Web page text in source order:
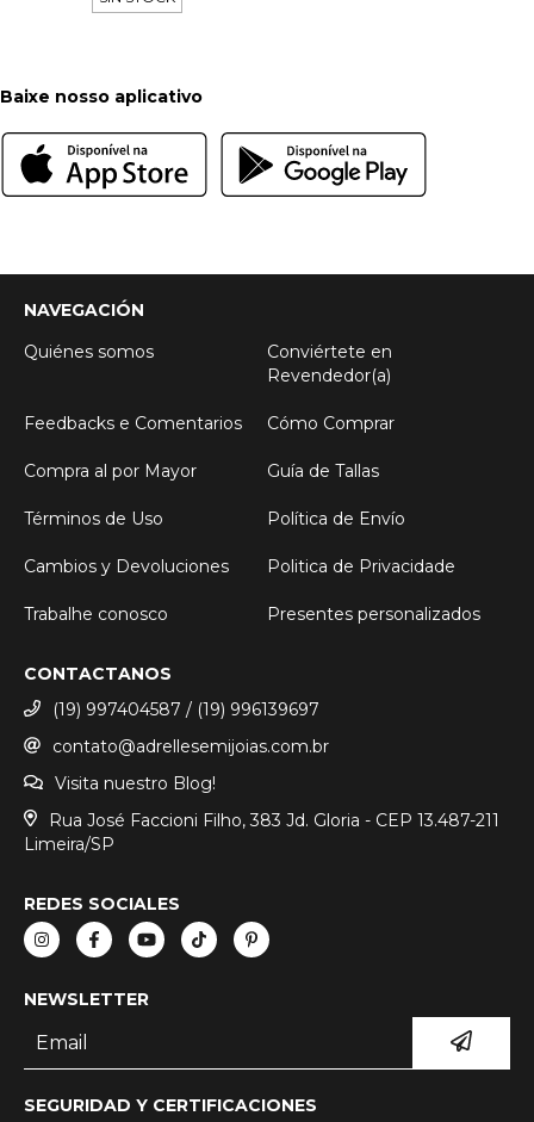
Baixe nosso aplicativo
NAVEGACIÓN
Quiénes somos
Conviértete en
Revendedor(a)
Feedbacks e Comentarios Cómo Comprar
Compra al por Mayor Guía de Tallas
Términos de Uso Política de Envío
Cambios y Devoluciones Politica de Privacidade
Trabalhe conosco Presentes personalizados
CONTACTANOS
(19) 997404587 / (19) 996139697
contato@adrellesemijoias.com.br
Visita nuestro Blog!
Rua José Faccioni Filho, 383 Jd. Gloria - CEP 13.487-211
Limeira/SP
REDES SOCIALES
NEWSLETTER
SEGURIDAD Y CERTIFICACIONES